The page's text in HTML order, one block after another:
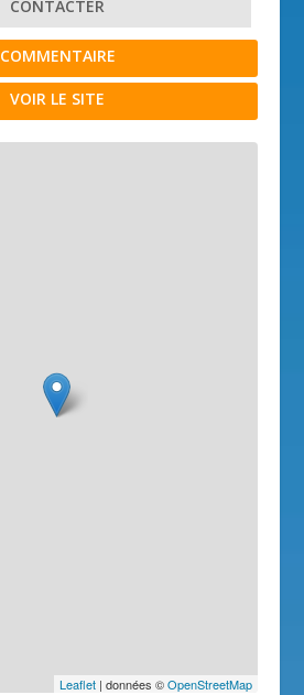
CONTACTER
COMMENTAIRE
VOIR LE SITE
Leaflet| données ©OpenStreetMap